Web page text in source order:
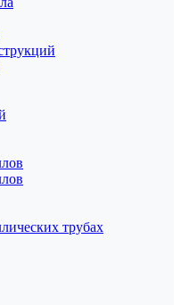
трубах